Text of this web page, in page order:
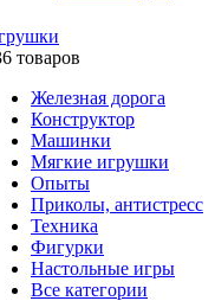
товаров
Железная дорога
Конструктор
Машинки
Мягкие игрушки
Опыты
Приколы, антистресс
Техника
Фигурки
Настольные игры
Все категории